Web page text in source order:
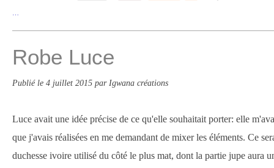
Robe Luce
Publié le 4 juillet 2015 par Igwana créations
Luce avait une idée précise de ce qu'elle souhaitait porter: elle
que j'avais réalisées en me demandant de mixer les éléments. Ce
duchesse ivoire utilisé du côté le plus mat, dont la partie jupe aura